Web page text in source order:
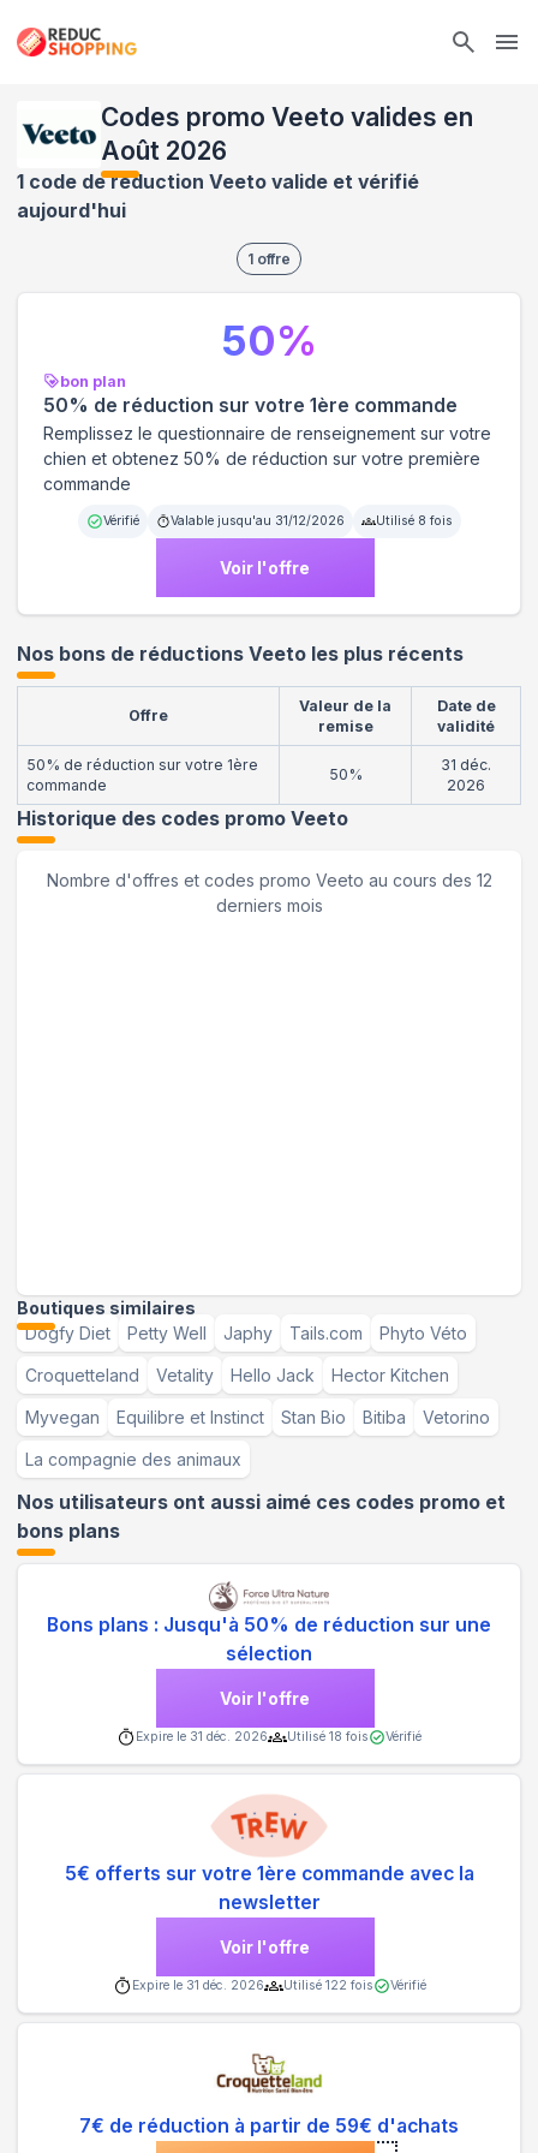
Codes promo Veeto valides en
Août 2026
1 code de réduction Veeto valide et vérifié
aujourd'hui
1 offre
bon plan
50% de réduction sur votre 1ère commande
Remplissez le questionnaire de renseignement sur votre
chien et obtenez 50% de réduction sur votre première
commande
Vérifié Valable jusqu'au 31/12/2026 Utilisé 8 fois
Voir l'offre
50%
Nos bons de réductions Veeto les plus récents
Offre
Valeur de la
remise
Date de
validité
50% de réduction sur votre 1ère
commande
50%
31 déc.
2026
Historique des codes promo Veeto
Nombre d'offres et codes promo Veeto au cours des 12
derniers mois
Boutiques similaires
Dogfy Diet
Petty Well Japhy Tails.com Phyto Véto
Croquetteland Vetality Hello Jack Hector Kitchen
Myvegan Equilibre et Instinct Stan Bio Bitiba Vetorino
La compagnie des animaux
Nos utilisateurs ont aussi aimé ces codes promo et
bons plans
Bons plans : Jusqu'à 50% de réduction sur une
sélection
Voir l'offre
Expire le 31 déc. 2026 Utilisé 18 fois Vérifié
5€ offerts sur votre 1ère commande avec la
newsletter
Voir l'offre
Expire le 31 déc. 2026 Utilisé 122 fois Vérifié
7€ de réduction à partir de 59€ d'achats